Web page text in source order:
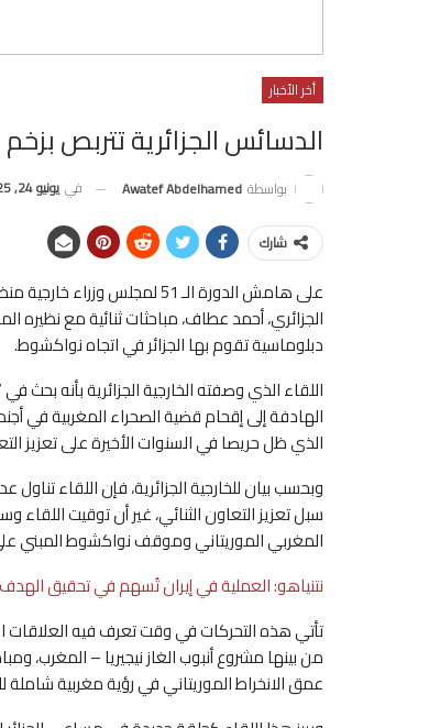
أخر الأخبار
الدسائس الجزائرية تتربص بزخم
بواسطة Awatef Abdelhamed في يونيو 24, 2025
شارك
على هامش الدورة الـ 51
الجزائري، أحمد عطاف، مباحثات ثنائية مع
دبلوماسية تقوم بها الجزائر في اتجاه نواكشوط.
اللقاء الذي وصفته الخارجية الجزائرية بأنه
الهادفة إلى إقحام قضية الصحراء المغربية في
الذي ظل حريصا في السنوات الأخيرة على تعزيز
وبحسب بيان للخارجية الجزائرية، فإن اللقاء
سبل تعزيز التعاون الثنائي، غير أن توقيت اللقاء
المغربي الموريتاني وموقف نواكشوط المبني على
نتنياهو: العملية في إيران تُسهم في تحقيق
تأتي هذه التحركات في وقت تعرف فيه العلاقات
من بينها مشروع أنبوب الغاز نيجيريا –
عمق الانخراط الموريتاني في رؤية مغربية شاملة